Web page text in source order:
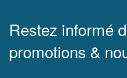
Restez informé
promotions &